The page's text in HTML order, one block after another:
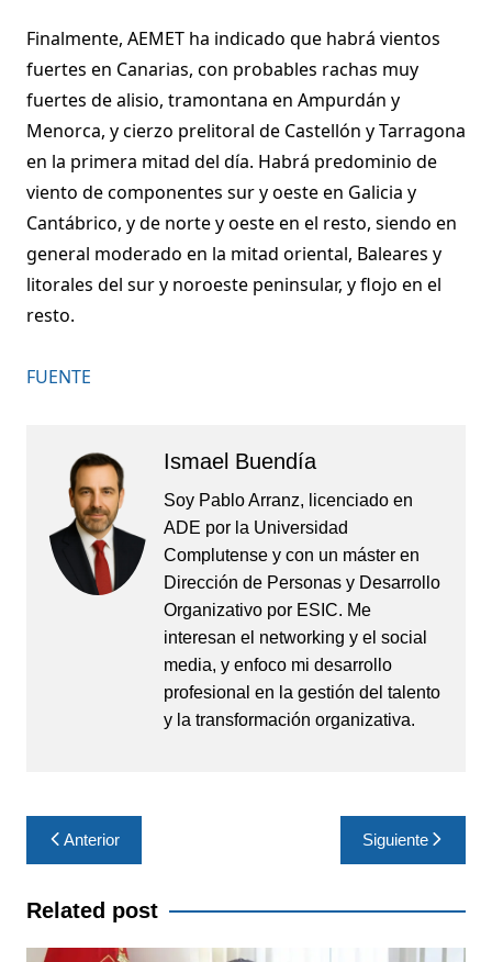
Finalmente, AEMET ha indicado que habrá vientos
fuertes en Canarias, con probables rachas muy
fuertes de alisio, tramontana en Ampurdán y
Menorca, y cierzo prelitoral de Castellón y Tarragona
en la primera mitad del día. Habrá predominio de
viento de componentes sur y oeste en Galicia y
Cantábrico, y de norte y oeste en el resto, siendo en
general moderado en la mitad oriental, Baleares y
litorales del sur y noroeste peninsular, y flojo en el
resto.
FUENTE
Ismael Buendía
Soy Pablo Arranz, licenciado en
ADE por la Universidad
Complutense y con un máster en
Dirección de Personas y Desarrollo
Organizativo por ESIC. Me
interesan el networking y el social
media, y enfoco mi desarrollo
profesional en la gestión del talento
y la transformación organizativa.
Navegación
de
entradas
Anterior Siguiente
Related post